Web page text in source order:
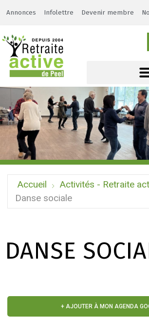
Annonces Infolettre Devenir membre
Accueil
Activités - Retraite
Danse sociale
DANSE
+ AJOUTER À MON AGENDA